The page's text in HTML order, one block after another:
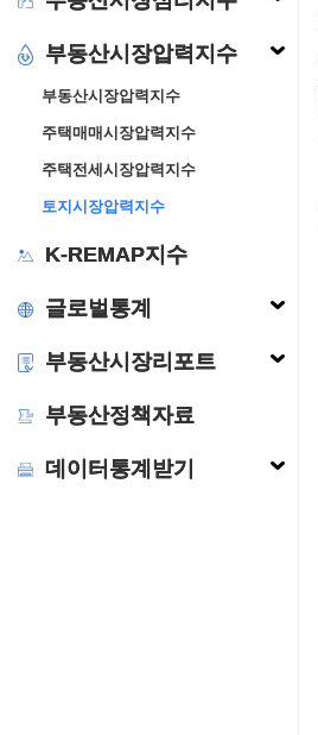
부동산시장압력지수
부동산시장압력지수
주택매매시장압력지수
주택전세시장압력지수
토지시장압력지수
K-REMAP지수
글로벌통계
부동산시장리포트
부동산정책자료
데이터통계받기